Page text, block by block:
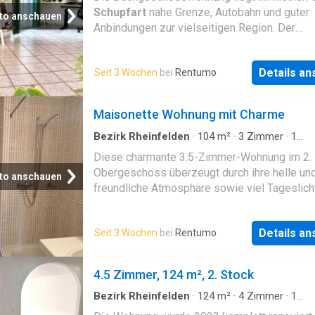
handelt es sich um Musterbilder. Interessiert?
lohnt sich eine Besichtigung
anschauen
Schupfart nahe Grenze, Autobahn und guter
Anbindungen zur vielseitigen Region. Der
verweilen ein. Es steht eine Garage gegen
Aufpreis von 100 CHF/ Monat zur
Absprache kann ein zusätzlicher Stellplatz
Kleinen steht ein Hofeigener Spielplatz zur
Verfügung
Seit 3 Wochen bei Rentumo Details
anschauen
Maisonette Wohnung mit Charme
Bezirk Rheinfelden · 104m² · 3 Zimmer · 1
Diese charmante 3.5-Zimmer-Wohnung im 2.
Obergeschoss überzeugt durch ihre helle
freundliche Atmosphäre sowie viel
ein durchdachter Grundriss mit einem
Wohn- und Essbereich. Der Eingangsbereich
über praktische Einbauschränke, die
Umgebung Die Wohnung befindet sich an
erschlossener Lage in derLiebrüti. Die
Bushaltestelle ist nur wenige Laufmeter
Seit 3 Wochen bei Rentumo Details
4.5 Zimmer, 124 m², 2. Stock
Bezirk Rheinfelden · 124m² · 4Zimmer · 1